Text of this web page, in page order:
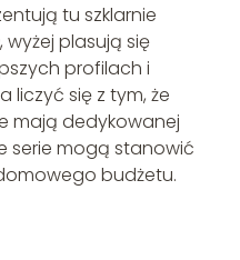
tu szklarnie
, wyżej plasują się
profilach i
liczyć się z tym, że
mają dedykowanej
serie mogą stanowić
budżetu.